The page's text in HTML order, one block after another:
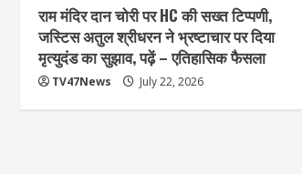
राम मंदिर दान चोरी पर HC की सख्त टिप्पणी,
जस्टिस अतुल श्रीधरन ने भ्रष्टाचार पर द‍िया
मृत्युदंड का सुझाव, पढ़ें – एत‍िहास‍िक फैसला
TV47News July 22, 2026